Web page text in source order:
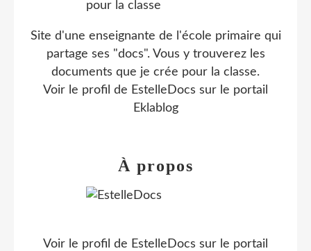
Site d'une enseignante de l'école primaire qui
partage ses "docs". Vous y trouverez les
documents que je crée pour la classe.
Voir le profil de EstelleDocs sur le portail
Eklablog
À propos
Voir le profil de EstelleDocs sur le portail